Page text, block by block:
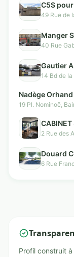
C5S
49 Rue de
Manger
40 Rue
Gautier
14 Bd de
Nadège
19 Pl. Nominoë,
CABINET
2 Rue des
Douard
6 Rue
Profil construit